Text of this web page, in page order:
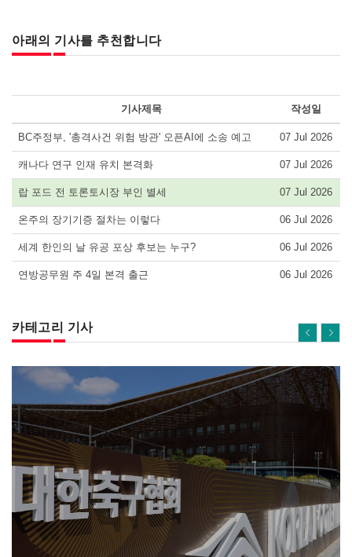
아래의 기사를 추천합니다
기사제목 작성일
BC주정부, '총격사건 위험 방관' 오픈AI에 소송 예고 07 Jul 2026
캐나다 연구 인재 유치 본격화 07 Jul 2026
랍 포드 전 토론토시장 부인 별세 07 Jul 2026
온주의 장기기증 절차는 이렇다 06 Jul 2026
세계 한인의 날 유공 포상 후보는 누구? 06 Jul 2026
연방공무원 주 4일 본격 출근 06 Jul 2026
카테고리 기사